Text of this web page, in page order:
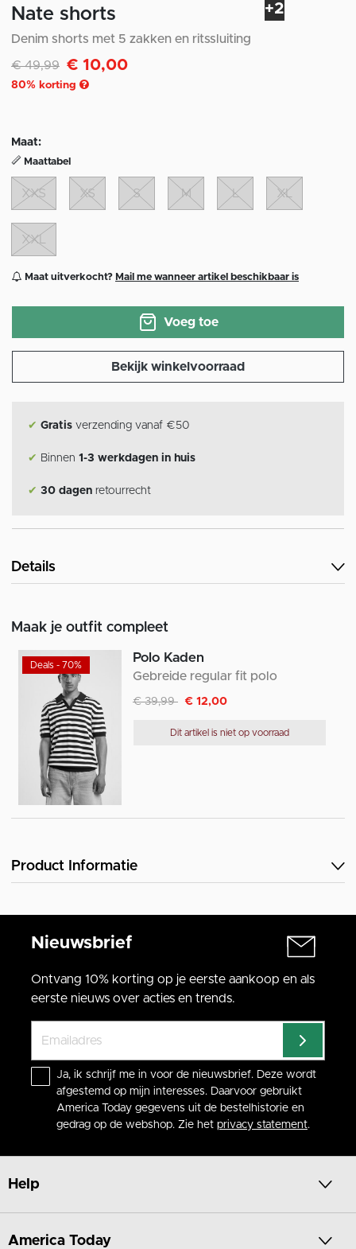
+2
Nate shorts
Denim shorts met 5 zakken en ritssluiting
Afgeprijsd van
€ 49,99naar€ 10,00
80% korting
Maat:
Maattabel
XXS XS S M L XL
XXL
Maat uitverkocht? Mail me wanneer artikel beschikbaar is
Voeg toe
Bekijk winkelvoorraad
✔ Gratis verzending vanaf €50
✔ Binnen 1-3 werkdagen in huis
✔ 30 dagen retourrecht
Details
Maak je outfit compleet
Deals - 70%
Polo Kaden
Gebreide regular fit polo
Afgeprijsd van
€ 39,99naar
€ 12,00
Dit artikel is niet op voorraad
Product Informatie
Nieuwsbrief
Ontvang 10% korting op je eerste aankoop en als
eerste nieuws over acties en trends.
Ja, ik schrijf me in voor de nieuwsbrief. Deze wordt
afgestemd op mijn interesses. Daarvoor gebruikt
America Today gegevens uit de bestelhistorie en
gedrag op de webshop. Zie het privacy statement.
Help
America Today